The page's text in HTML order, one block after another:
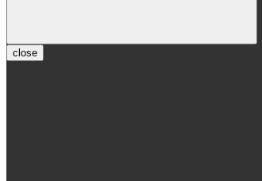
close